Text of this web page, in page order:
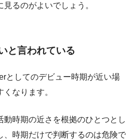
るのがよいでしょう。
と言われている
としてのデビュー時期が近い場
なります。
時期の近さを根拠のひとつとし
、時期だけで判断するのは危険で